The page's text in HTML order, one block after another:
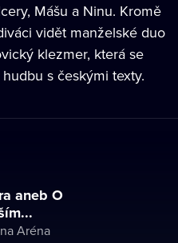
Mášu a Ninu. Kromě
vidět manželské duo
klezmer, která se
s českými texty.
aneb O
Aréna